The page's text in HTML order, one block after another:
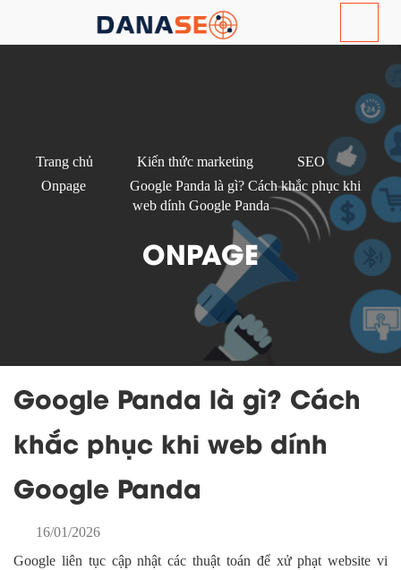
Trang chủ Kiến thức marketing
SEO
Onpage
Google Panda là gì? Cách khắc phục khi
web dính Google Panda
ONPAGE
Google Panda là gì? Cách
khắc phục khi web dính
Google Panda
16/01/2026
Google liên tục cập nhật các thuật toán để xử phạt website vi